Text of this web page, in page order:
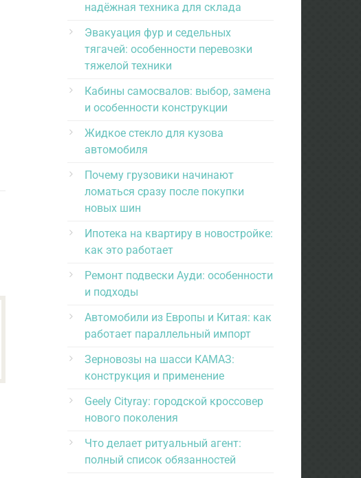
надёжная техника для склада
Эвакуация фур и седельных
тягачей: особенности перевозки
тяжелой техники
Кабины самосвалов: выбор, замена
и особенности конструкции
Жидкое стекло для кузова
автомобиля
Почему грузовики начинают
ломаться сразу после покупки
новых шин
Ипотека на квартиру в новостройке:
как это работает
Ремонт подвески Ауди: особенности
и подходы
Автомобили из Европы и Китая: как
работает параллельный импорт
Зерновозы на шасси КАМАЗ:
конструкция и применение
Geely Cityray: городской кроссовер
нового поколения
Что делает ритуальный агент:
полный список обязанностей